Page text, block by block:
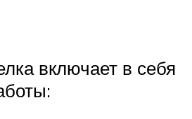
включает в себя